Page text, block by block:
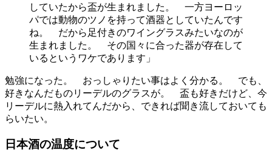
していたから盃が生まれました。 一方ヨーロッ
パでは動物のツノを持って酒器としていたんです
ね。 だから足付きのワイングラスみたいなのが
生まれました。 その国々に合った器が存在して
いるというワケであります」
勉強になった。 おっしゃりたい事はよく分かる。 でも、
好きなんだものリーデルのグラスが。 盃も好きだけど、今
リーデルに熱入れてんだから、できれば聞き流しておいても
らいたい。
日本酒の温度について